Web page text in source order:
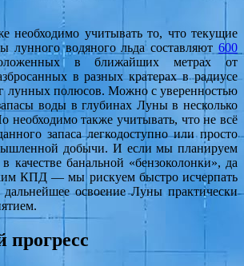
необходимо учитывать то, что текущие
лунного водяного льда составляют 600
в ближайших метрах от
в разных кратерах в радиусе
лунных полюсов. Можно с уверенностью
воды в глубинах Луны в несколько
необходимо также учитывать, что не всё
запаса легкодоступно или просто
добычи. И если мы планируем
качестве банальной «бензоколонки», да
КПД — мы рискуем быстро исчерпать
дальнейшее освоение Луны практически
прогресс